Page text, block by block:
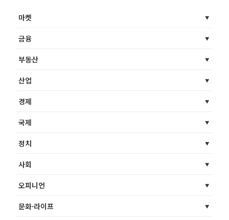
마켓
금융
부동산
산업
경제
국제
정치
사회
오피니언
문화·라이프